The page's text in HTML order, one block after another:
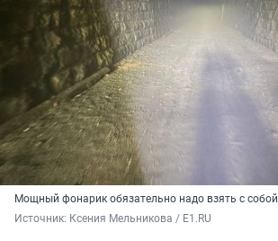
Мощный фонарик обязательно надо взять с собой
Источник: Ксения Мельникова / E1.RU